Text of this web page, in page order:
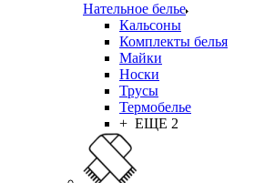
Нательное белье
Кальсоны
Комплекты белья
Майки
Носки
Трусы
Термобелье
+ ЕЩЕ 2